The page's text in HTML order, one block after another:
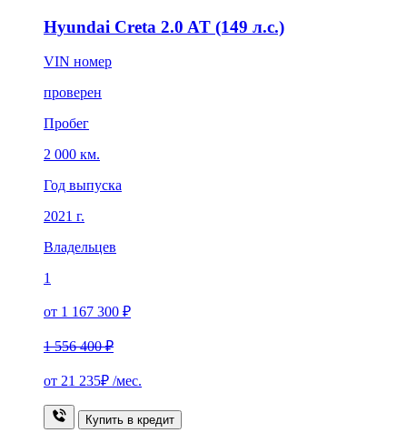
Hyundai Creta 2.0 AT (149 л.с.)
VIN номер
проверен
Пробег
2 000 км.
Год выпуска
2021 г.
Владельцев
1
от 1 167 300 ₽
1 556 400 ₽
от 21 235₽ /мес.
Купить в кредит